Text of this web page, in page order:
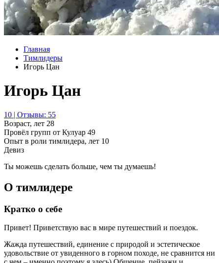
Главная
Тимлидеры
Игорь Цан
Игорь Цан
10 | Отзывы: 55
Возраст, лет 28
Провёл групп от Кулуар 49
Опыт в роли тимлидера, лет 10
Девиз
Ты можешь сделать больше, чем ты думаешь!
О тимлидере
Кратко о себе
Привет! Приветствую вас в мире путешествий и поездок.
Жажда путешествий, единение с природой и эстетическое
удовольствие от увиденного в горном походе, не сравнится ни